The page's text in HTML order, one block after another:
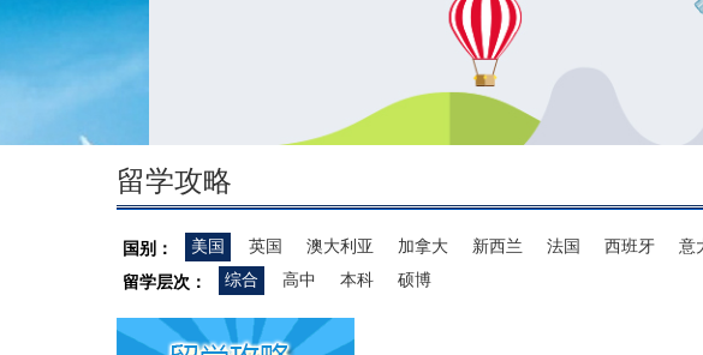
留学攻略
国别： 美国 英国 澳大利亚 加拿大 新西兰 法国 西班牙 意
留学层次：
综合 高中 本科 硕博